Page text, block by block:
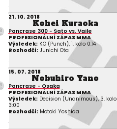
21. 10. 2018
Kohei Kuraoka
Pancrase 300 - Sato vs. Vaile
PROFESIONÁLNÍ ZÁPAS MMA
Výsledek: KO (Punch), 1. kolo 0:14
Rozhodčí: Junichi Ota
15. 07. 2018
Nobuhiro Yano
Pancrase - Osaka
PROFESIONÁLNÍ ZÁPAS MMA
Výsledek: Decision (Unanimous), 3. kolo
3:00
Rozhodčí: Motoki Yoshida